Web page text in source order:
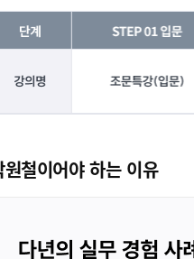
원철이어야 하는 이유